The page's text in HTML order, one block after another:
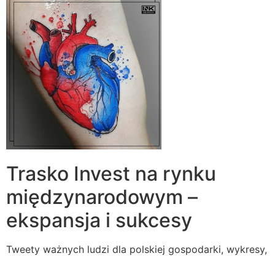
Trasko Invest na rynku
międzynarodowym –
ekspansja i sukcesy
Tweety ważnych ludzi dla polskiej gospodarki, wykresy,